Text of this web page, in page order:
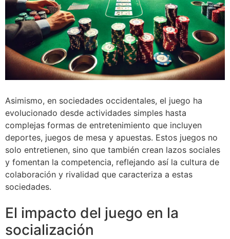
Asimismo, en sociedades occidentales, el juego ha
evolucionado desde actividades simples hasta
complejas formas de entretenimiento que incluyen
deportes, juegos de mesa y apuestas. Estos juegos no
solo entretienen, sino que también crean lazos sociales
y fomentan la competencia, reflejando así la cultura de
colaboración y rivalidad que caracteriza a estas
sociedades.
El impacto del juego en la
socialización